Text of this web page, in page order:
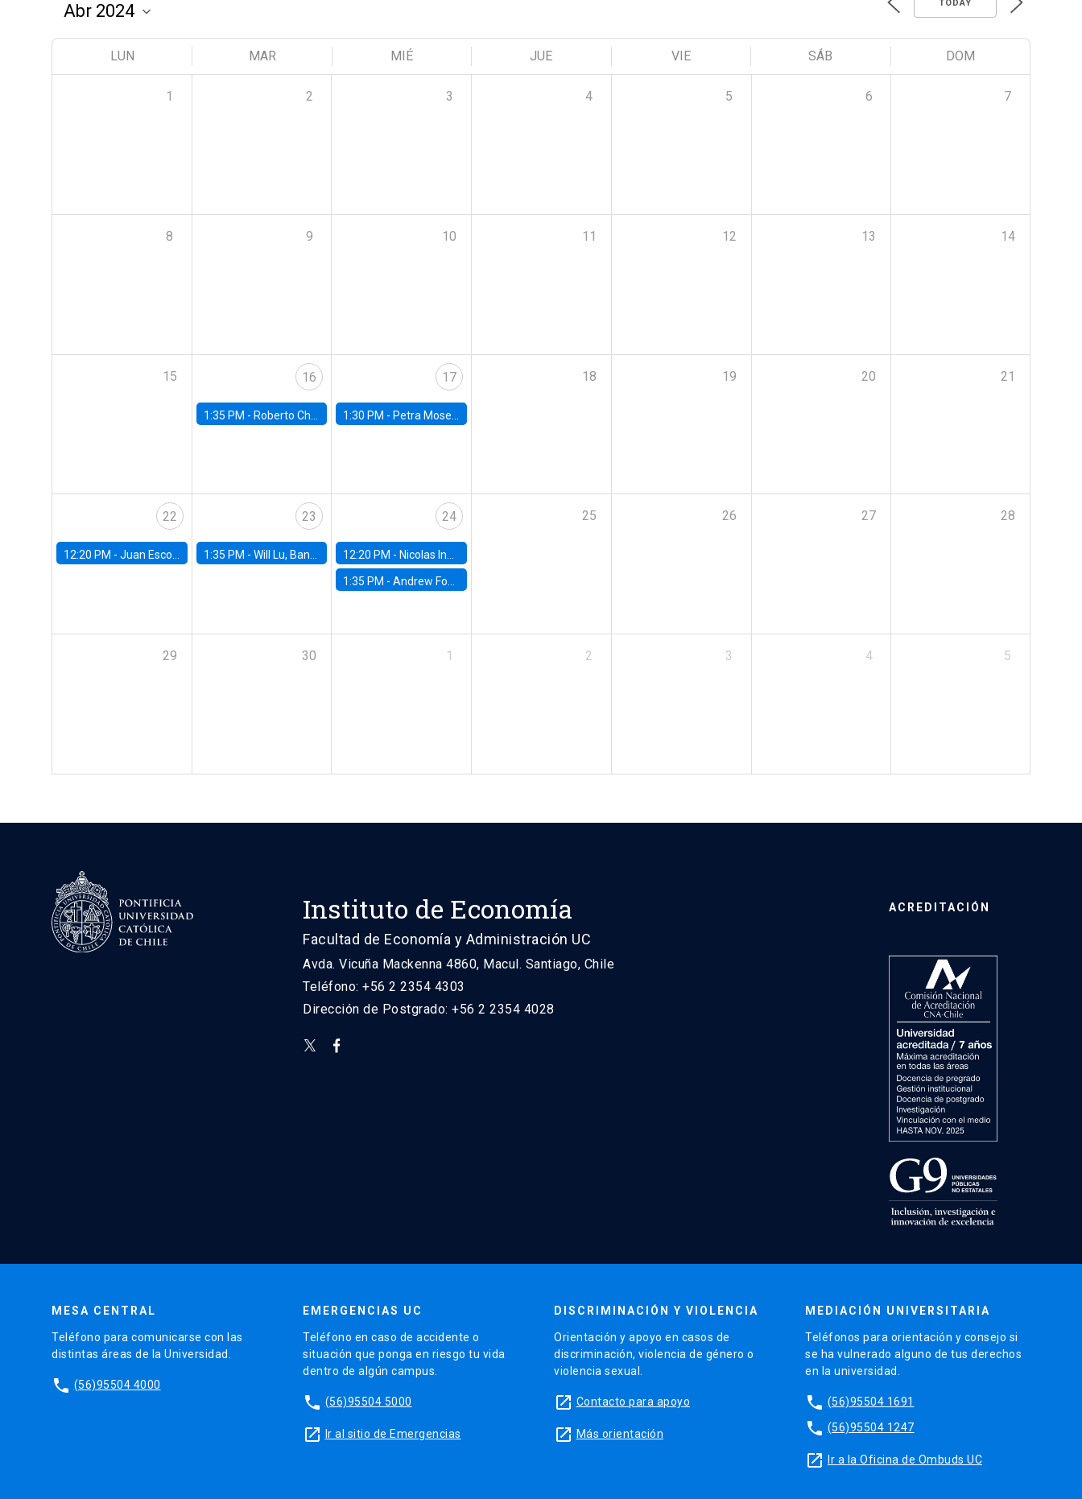
TODAY
LUN MAR MIÉ JUE VIE SÁB DOM
1 2 3 4 5 6 7
8 9 10 11 12 13 14
15 16
1:35 PM - Roberto Chang, Rutgers University
17
1:30 PM - Petra Moser, NYU Stern
18 19 20 21
22
12:20 PM - Juan Escobar, Universidad de Chile
23
1:35 PM - Will Lu, Banco Central de Chile
24
12:20 PM - Nicolas Inostroza, Rotman School of Management, University of Toronto
1:35 PM -Andrew Foster, Brown University
25 26 27 28
29 30 1 2 3 4 5
Instituto de Economía
Facultad de Economía y Administración UC
Avda. Vicuña Mackenna 4860, Macul. Santiago, Chile
Teléfono: +56 2 2354 4303
Dirección de Postgrado: +56 2 2354 4028
ACREDITACIÓN
MESA CENTRAL
Teléfono para comunicarse con las
distintas áreas de la Universidad.
phone (56)95504 4000
EMERGENCIAS UC
Teléfono en caso de accidente o
situación que ponga en riesgo tu vida
dentro de algún campus.
phone (56)95504 5000
launch Ir al sitio de Emergencias
DISCRIMINACIÓN Y VIOLENCIA
Orientación y apoyo en casos de
discriminación, violencia de género o
violencia sexual.
launch Contacto para apoyo
launch Más orientación
MEDIACIÓN UNIVERSITARIA
Teléfonos para orientación y consejo si
se ha vulnerado alguno de tus derechos
en la universidad.
phone (56)95504 1691
phone (56)95504 1247
launch Ir a la Oficina de Ombuds UC